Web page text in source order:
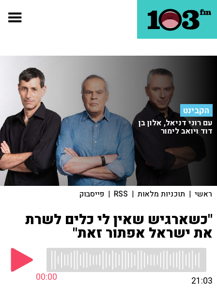
הקבינט
עם רוני דניאל, אלון בן
דוד ויואב לימור
ראשי | תוכניות מלאות |
RSS
| פייסבוק
"כשארגיש שאין לי כלים לשרת
את ישראל אפתור זאת"
00:00 21:03